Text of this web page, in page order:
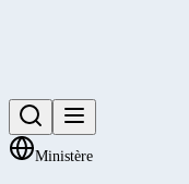
Ministère